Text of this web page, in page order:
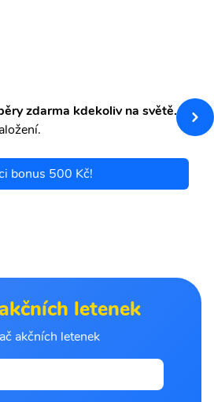
zdarma kdekoliv na světě.
bonus 500 Kč!
letenek
akčních letenek